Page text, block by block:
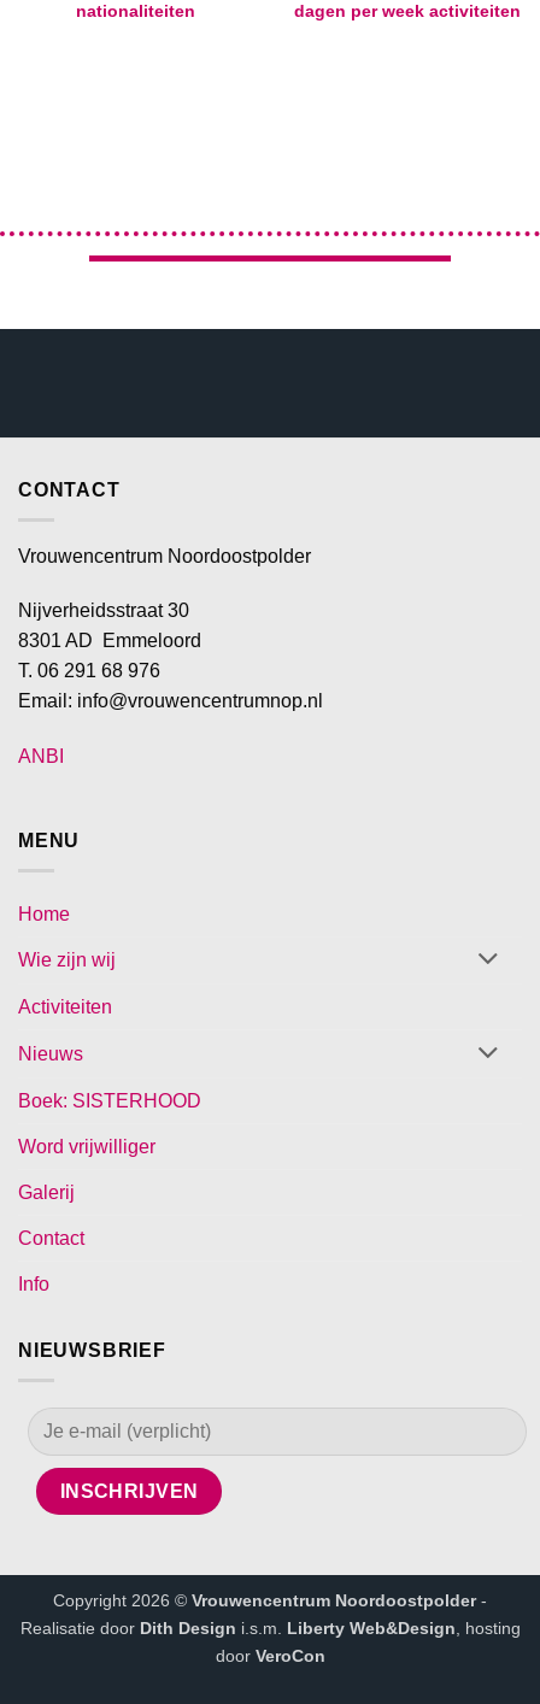
nationaliteiten dagen per week activiteiten
CONTACT
Vrouwencentrum Noordoostpolder
Nijverheidsstraat 30
8301 AD Emmeloord
T. 06 291 68 976
Email: info@vrouwencentrumnop.nl
ANBI
MENU
Home
Wie zijn wij
Activiteiten
Nieuws
Boek: SISTERHOOD
Word vrijwilliger
Galerij
Contact
Info
NIEUWSBRIEF
Copyright 2026 © Vrouwencentrum Noordoostpolder-
Realisatie door Dith Design i.s.m. Liberty Web&Design , hosting
door VeroCon